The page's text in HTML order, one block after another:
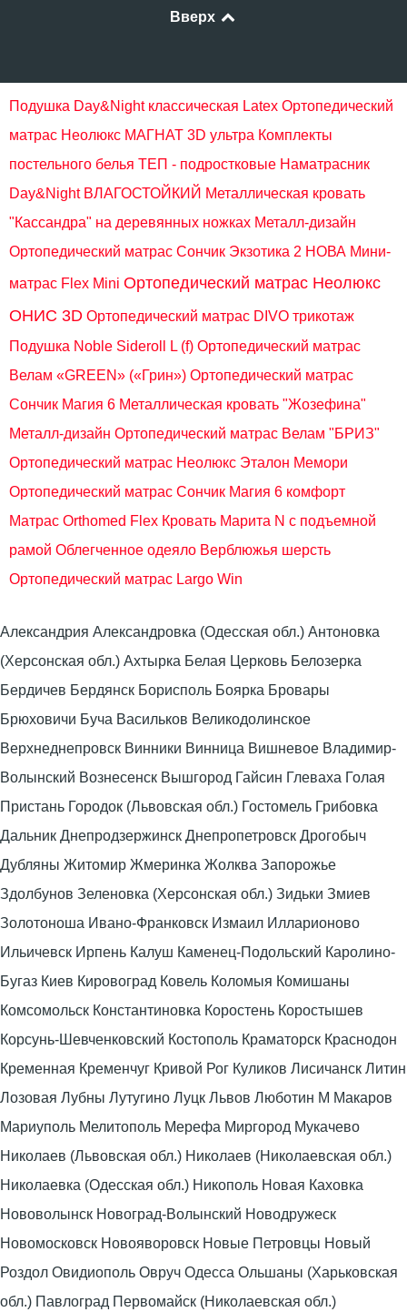
Вверх
Подушка Day&Night классическая Latex Ортопедический
матрас Неолюкс МАГНАТ 3D ультра Комплекты
постельного белья ТЕП - подростковые Наматрасник
Day&Night ВЛАГОСТОЙКИЙ Металлическая кровать
"Кассандра" на деревянных ножках Металл-дизайн
Ортопедический матрас Сончик Экзотика 2 НОВА Мини-
матрас Flex Mini Ортопедический матрас Неолюкс
ОНИС 3D Ортопедический матрас DIVO трикотаж
Подушка Noble Sideroll L (f) Ортопедический матрас
Велам «GREEN» («Грин») Ортопедический матрас
Сончик Магия 6 Металлическая кровать "Жозефина"
Металл-дизайн Ортопедический матрас Велам "БРИЗ"
Ортопедический матрас Неолюкс Эталон Мемори
Ортопедический матрас Сончик Магия 6 комфорт
Матрас Orthomed Flex Кровать Марита N с подъемной
рамой Облегченное одеяло Верблюжья шерсть
Ортопедический матрас Largo Win
Александрия Александровка (Одесская обл.) Антоновка
(Херсонская обл.) Ахтырка Белая Церковь Белозерка
Бердичев Бердянск Борисполь Боярка Бровары
Брюховичи Буча Васильков Великодолинское
Верхнеднепровск Винники Винница Вишневое Владимир-
Волынский Вознесенск Вышгород Гайсин Глеваха Голая
Пристань Городок (Львовская обл.) Гостомель Грибовка
Дальник Днепродзержинск Днепропетровск Дрогобыч
Дубляны Житомир Жмеринка Жолква Запорожье
Здолбунов Зеленовка (Херсонская обл.) Зидьки Змиев
Золотоноша Ивано-Франковск Измаил Илларионово
Ильичевск Ирпень Калуш Каменец-Подольский Каролино-
Бугаз Киев Кировоград Ковель Коломыя Комишаны
Комсомольск Константиновка Коростень Коростышев
Корсунь-Шевченковский Костополь Краматорск Краснодон
Кременная Кременчуг Кривой Рог Куликов Лисичанск Литин
Лозовая Лубны Лутугино Луцк Львов Люботин М Макаров
Мариуполь Мелитополь Мерефа Миргород Мукачево
Николаев (Львовская обл.) Николаев (Николаевская обл.)
Николаевка (Одесская обл.) Никополь Новая Каховка
Нововолынск Новоград-Волынский Новодружеск
Новомосковск Новояворовск Новые Петровцы Новый
Роздол Овидиополь Овруч Одесса Ольшаны (Харьковская
обл.) Павлоград Первомайск (Николаевская обл.)